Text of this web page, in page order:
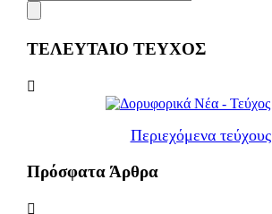
ΤΕΛΕΥΤΑΙΟ ΤΕΥΧΟΣ
Περιεχόμενα τεύχους
Πρόσφατα Άρθρα